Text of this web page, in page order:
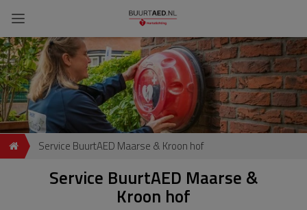
Service BuurtAED Maarse & Kroon hof
Service BuurtAED Maarse &
Kroon hof